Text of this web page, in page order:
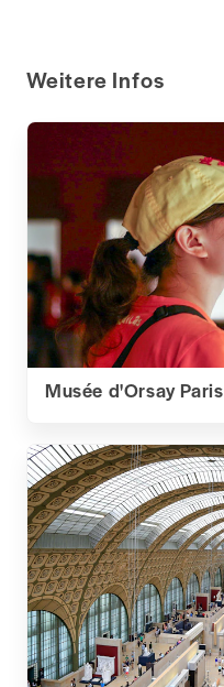
Weitere Infos
Musée d'Orsay Paris